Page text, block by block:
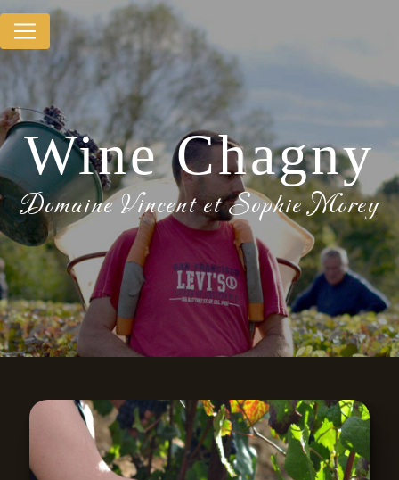
Wine Chagny
Domaine Vincent et Sophie Morey
Panneau de gestion des cookies